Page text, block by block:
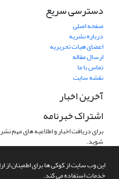
این وب سایت از کوکی ها برای اطمینان از
خدمات استفاده می کند.
دسترسی سریع
صفحه اصلی
درباره نشریه
اعضای هیات تحریریه
ارسال مقاله
تماس با ما
نقشه سایت
آخرین اخبار
اشتراک خبرنامه
برای دریافت اخبار و اطلاعیه های مهم
شوید.